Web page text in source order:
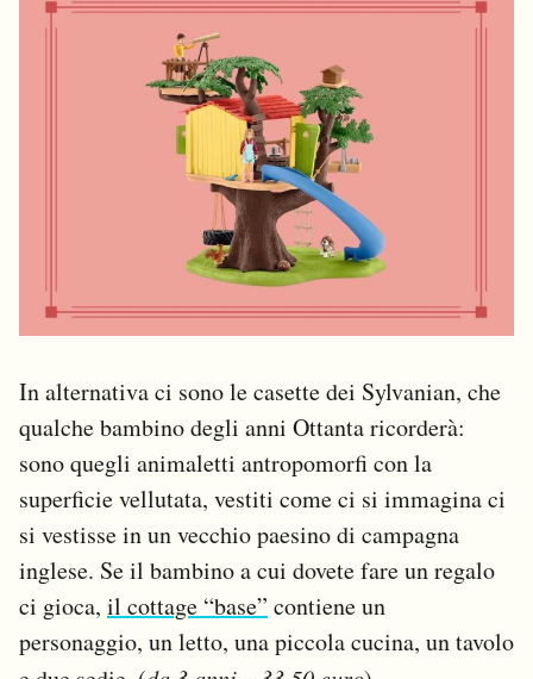
In alternativa ci sono le casette dei Sylvanian, che
qualche bambino degli anni Ottanta ricorderà:
sono quegli animaletti antropomorfi con la
superficie vellutata, vestiti come ci si immagina ci
si vestisse in un vecchio paesino di campagna
inglese. Se il bambino a cui dovete fare un regalo
ci gioca, il cottage “base” contiene un
personaggio, un letto, una piccola cucina, un tavolo